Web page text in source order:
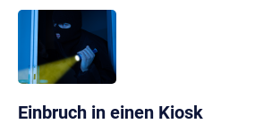
Einbruch in einen Kiosk